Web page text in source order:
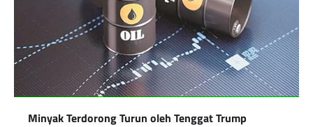
Minyak Terdorong Turun oleh Tenggat Trump